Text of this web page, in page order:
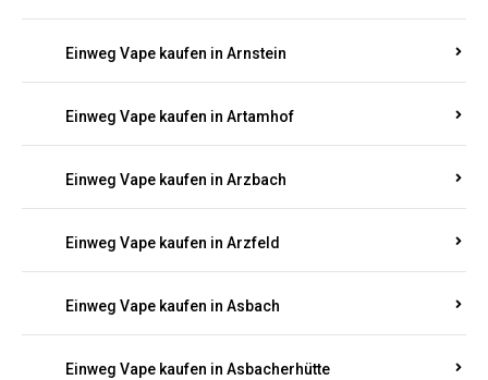
Einweg Vape kaufen in Arnstein
Einweg Vape kaufen in Artamhof
Einweg Vape kaufen in Arzbach
Einweg Vape kaufen in Arzfeld
Einweg Vape kaufen in Asbach
Einweg Vape kaufen in Asbacherhütte